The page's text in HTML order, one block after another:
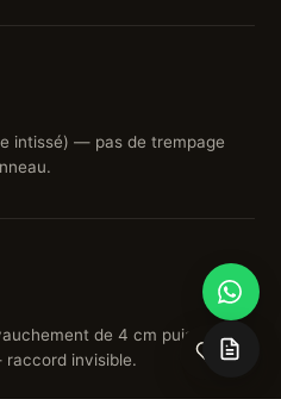
intissé) — pas de trempage
de 4 cm puis
invisible.
0